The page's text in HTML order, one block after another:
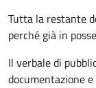
Tutta la restante
perché già in
Il verbale di
documentazione